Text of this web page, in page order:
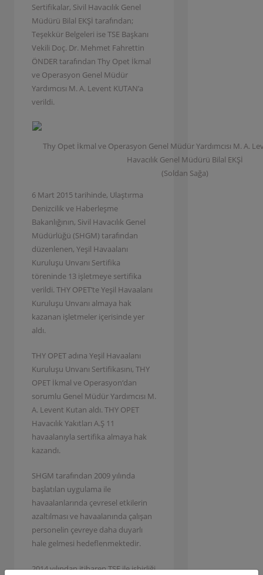
Sertifikalar, Sivil Havacılık Genel
Müdürü Bilal EKŞİ tarafından;
Teşekkür Belgeleri ise TSE Başkanı
Vekili Doç. Dr. Mehmet Fahrettin
ÖNDER tarafından Thy Opet İkmal
ve Operasyon Genel Müdür
Yardımcısı M. A. Levent KUTAN’a
verildi.
Thy Opet İkmal ve Operasyon Genel Müdür Yardımcısı M. A.
Havacılık Genel Müdürü Bilal EKŞİ
(Soldan Sağa)
6 Mart 2015 tarihinde, Ulaştırma
Denizcilik ve Haberleşme
Bakanlığının, Sivil Havacılık Genel
Müdürlüğü (SHGM) tarafından
düzenlenen, Yeşil Havaalanı
Kuruluşu Unvanı Sertifika
töreninde 13 işletmeye sertifika
verildi. THY OPET’te Yeşil Havaalanı
Kuruluşu Unvanı almaya hak
kazanan işletmeler içerisinde yer
aldı.
THY OPET adına Yeşil Havaalanı
Kuruluşu Unvanı Sertifikasını, THY
OPET İkmal ve Operasyon‘dan
sorumlu Genel Müdür Yardımcısı M.
A. Levent Kutan aldı. THY OPET
Havacılık Yakıtları A.Ş 11
havaalanıyla sertifika almaya hak
kazandı.
SHGM tarafından 2009 yılında
başlatılan uygulama ile
havaalanlarında çevresel etkilerin
azaltılması ve havaalanında çalışan
personelin çevreye daha duyarlı
hale gelmesi hedeflenmektedir.
2014 yılından itibaren TSE ile işbirliği